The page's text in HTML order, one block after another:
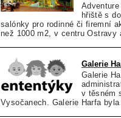
hřiště s
salónky pro rodinné či firemní
než 1000 m2, v centru Ostravy
Galerie
Galerie
v těsném
Vysočanech. Galerie Harfa byla